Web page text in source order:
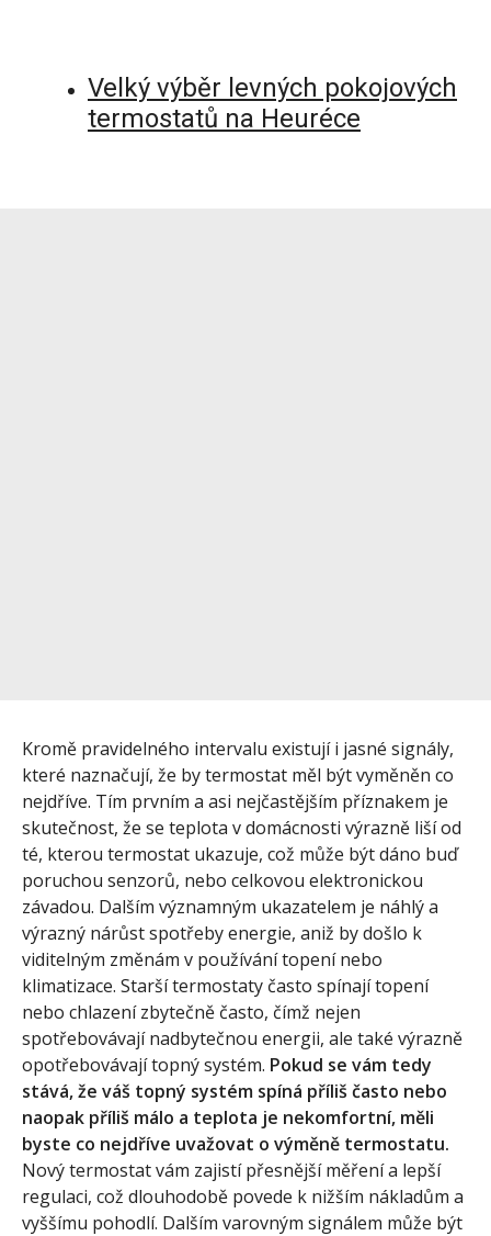
Velký výběr levných pokojových
termostatů na Heuréce
Kromě pravidelného intervalu existují i jasné signály,
které naznačují, že by termostat měl být vyměněn co
nejdříve. Tím prvním a asi nejčastějším příznakem je
skutečnost, že se teplota v domácnosti výrazně liší od
té, kterou termostat ukazuje, což může být dáno buď
poruchou senzorů, nebo celkovou elektronickou
závadou. Dalším významným ukazatelem je náhlý a
výrazný nárůst spotřeby energie, aniž by došlo k
viditelným změnám v používání topení nebo
klimatizace. Starší termostaty často spínají topení
nebo chlazení zbytečně často, čímž nejen
spotřebovávají nadbytečnou energii, ale také výrazně
opotřebovávají topný systém. Pokud se vám tedy
stává, že váš topný systém spíná příliš často nebo
naopak příliš málo a teplota je nekomfortní, měli
byste co nejdříve uvažovat o výměně termostatu.
Nový termostat vám zajistí přesnější měření a lepší
regulaci, což dlouhodobě povede k nižším nákladům a
vyššímu pohodlí. Dalším varovným signálem může být